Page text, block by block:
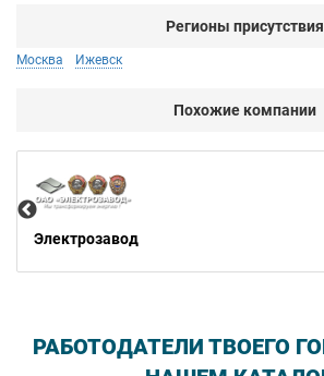
Регионы присутствия
Москва Ижевск
Похожие компании
Электрозавод
РАБОТОДАТЕЛИ ТВОЕГО